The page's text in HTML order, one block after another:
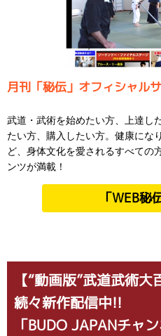
月刊「秘伝」オフィシャル
武道・武術を始めたい方、上達し
たい方、購入したい方。健康にな
ど、身体文化を愛されるすべての
ンツが満載！
「WEB秘
【“動画版”武道武術大
続々新作配信中!!
「BUDO JAPANチャン